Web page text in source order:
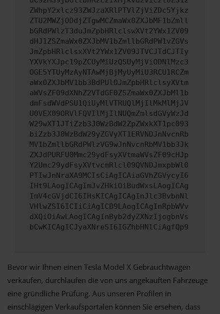
ZWhpY2xlcz93ZWJzaXRlPTVlZjViZDc5Yjkz
ZTU2MWZjODdjZTgwMCZmaWx0ZXJbMF1bZmll
bGRdPWlzT3duJmZpbHRlclswXVt2YWx1ZV09
dHJ1ZSZmaWx0ZXJbMV1bZmllbGRdPW1vZGVs
JmZpbHRlclsxXVt2YWx1ZV09JTVCJTdCJTIy
YXVkYXJpc19pZCUyMiUzQSUyMjViODNlMzc3
OGE5YTUyMzAyNTAwMjBjMyUyMiU3RCU1RCZm
aWx0ZXJbMV1bb3BdPUlOJmZpbHRlclsyXVtm
aWVsZF09dXNhZ2VTdGF0ZSZmaWx0ZXJbMl1b
dmFsdWVdPSU1QiUyMlVTRUQlMjIlMkMlMjJV
U0VEX09ORVlFQVIlMjIlNUQmZmlsdGVyWzJd
W29wXT1JTiZzb3J0WzBdW2ZpZWxkXT1pc093
biZzb3J0WzBdW29yZGVyXT1ERVNDJnNvcnRb
MV1bZmllbGRdPWlzVG9wJnNvcnRbMV1bb3Jk
ZXJdPURFU0Mmc29ydFsyXVtmaWVsZF09cHJp
Y2Umc29ydFsyXVtvcmRlcl09QVNDJmxpbWl0
PTIwJnNraXA9MCIsCiAgICAiaGVhZGVycyI6
IHt9LAogICAgImJvZHkiOiBudWxsLAogICAg
ImV4cGVjdCI6IHsKICAgICAgInJlc3BvbnNl
VHlwZSI6ICIiCiAgICB9LAogICAgInRpbWVv
dXQiOiAwLAogICAgInByb2dyZXNzIjogbnVs
bCwKICAgICJyaXNreSI6IGZhbHNlCiAgfQp9
Bevor wir Ihnen einen Tesla Model X Gebrauchtwagen
verkaufen, durchlaufen die von uns angekauften Fahrzeuge
eine gründliche Prüfung. Aus unseren Profilen in
einschlägigen Verkaufsportalen können Sie ersehen, dass